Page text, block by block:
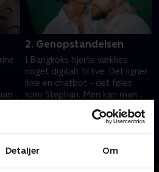
Detaljer Om
2. Genopstandelsen
I Bangkoks hjerte vækkes
noget digitalt til live. Det ligner
ikke en chatbot - det føles
som Stephan. Men kan man
7. september 2025 • 40 min